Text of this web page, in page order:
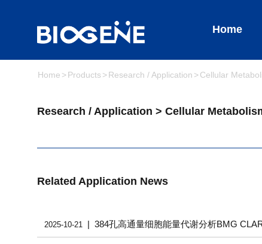
Home
Home Products Research / Application Cellular
Research / Application > Cellular
Related Application News
2025-10-21 | 384孔高通量细胞能量代谢分析BMG